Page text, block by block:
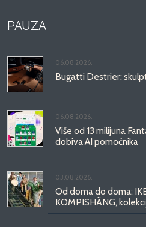
PAUZA
06.08.2026.
Bugatti Destrier:
06.08.2026.
Više od 13 milijuna
dobiva AI pomoćnika
03.08.2026.
Od doma do doma:
KOMPISHÄNG,